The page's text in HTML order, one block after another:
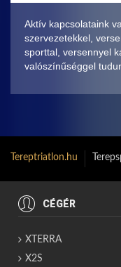
Aktív kapcsolataink
szervezetekkel,
sporttal, versennyel
valószínűséggel
Tereptriatlon.hu
CÉGÉR
XTERRA
X2S